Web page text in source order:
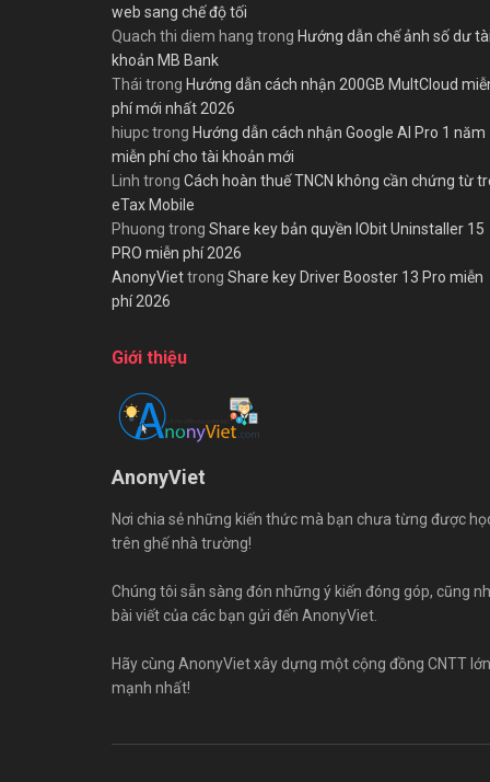
web sang chế độ tối
Quach thi diem hang trong Hướng dẫn chế ảnh số dư tài
khoản MB Bank
Thái trong Hướng dẫn cách nhận 200GB MultCloud
phí mới nhất 2026
hiupctrong Hướng dẫn cách nhận Google AI Pro 1 năm
miễn phí cho tài khoản mới
Linh trong Cách hoàn thuế TNCN không cần chứng từ
eTax Mobile
Phuong trong Share key bản quyền IObit Uninstaller 15
PRO miễn phí 2026
AnonyViettrong Share key Driver Booster 13 Pro miễn
phí 2026
Giới thiệu
AnonyViet
Nơi chia sẻ những kiến thức mà bạn chưa từng được
trên ghế nhà trường!
Chúng tôi sẵn sàng đón những ý kiến đóng góp, cũng
bài viết của các bạn gửi đến AnonyViet.
Hãy cùng AnonyViet xây dựng một cộng đồng CNTT lớn
mạnh nhất!